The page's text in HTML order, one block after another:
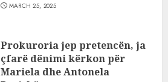
MARCH 25, 2025
Prokuroria jep pretencën, ja
çfarë dënimi kërkon për
Mariela dhe Antonela